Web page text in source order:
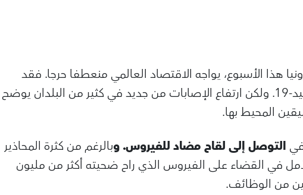
هذا الأسبوع، يواجه الاقتصاد العالمي منعطفا حرجا. فقد
بدأت البلدان الصعود من أغوار أزمة كوفيد-19. ولكن ارتفاع الإصابات من جديد في كثير من البلدان يوضح
المحيط بها.
التوصل إلى لقاح مضاد للفيروس. وبالرغم من كثرة المحاذير
في القضاء على الفيروس الذي راح ضحيته أكثر من مليون
من الوظائف.